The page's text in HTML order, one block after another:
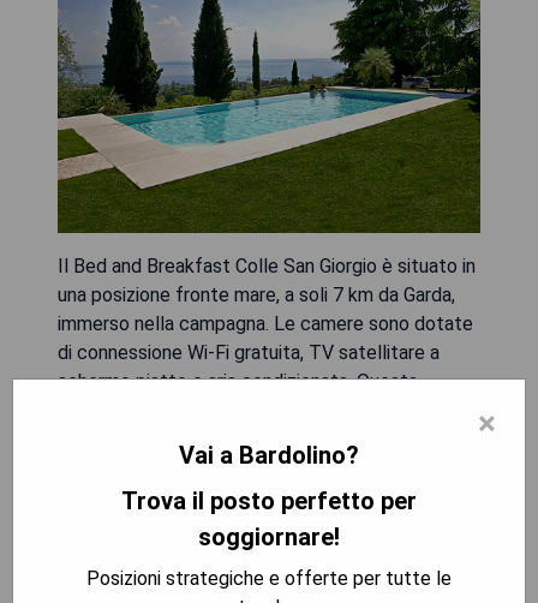
Il Bed and Breakfast Colle San Giorgio è situato in
una posizione fronte mare, a soli 7 km da Garda,
immerso nella campagna. Le camere sono dotate
di connessione Wi-Fi gratuita, TV satellitare a
schermo piatto e aria condizionata. Questa
mattina viene servita una colazione a buffet
continentale che include marmellate, cornetti e
prosciutto, da gustare all'aperto quando il clima lo
permette. Le camere di stile rustico presentano
pavimenti in parquet e mobili bianchi in legno.
×
Vai a Bardolino?
Trova il posto perfetto per
soggiornare!
Posizioni strategiche e offerte per tutte le